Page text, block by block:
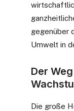
gegenüber
Umwelt in
Der
Die große